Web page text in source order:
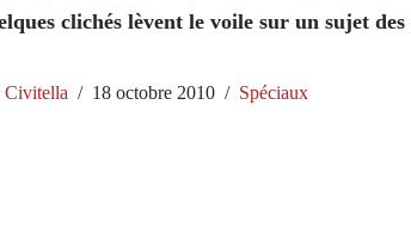
clichés lèvent le voile sur un sujet des
Civitella 18 octobre 2010 Spéciaux